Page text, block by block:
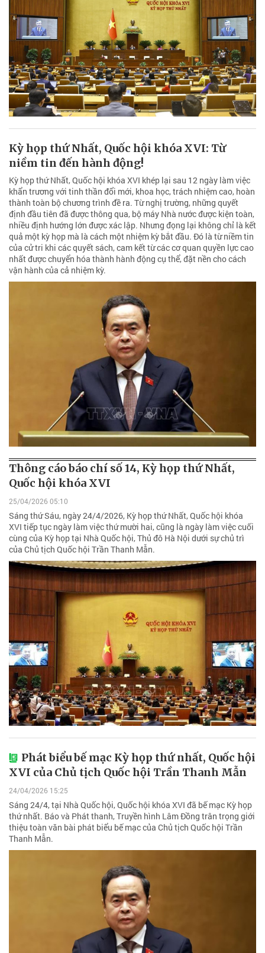
Kỳ họp thứ Nhất, Quốc hội khóa XVI: Từ
niềm tin đến hành động!
Kỳ họp thứ Nhất, Quốc hội khóa XVI khép lại sau 12 ngày làm việc
khẩn trương với tinh thần đổi mới, khoa học, trách nhiệm cao, hoàn
thành toàn bộ chương trình đề ra. Từ nghị trường, những quyết
định đầu tiên đã được thông qua, bộ máy Nhà nước được kiện toàn,
nhiều định hướng lớn được xác lập. Nhưng đọng lại không chỉ là kết
quả một kỳ họp mà là cách một nhiệm kỳ bắt đầu. Đó là từ niềm tin
của cử tri khi các quyết sách, cam kết từ các cơ quan quyền lực cao
nhất được chuyển hóa thành hành động cụ thể, đặt nền cho cách
vận hành của cả nhiệm kỳ.
Thông cáo báo chí số 14, Kỳ họp thứ Nhất,
Quốc hội khóa XVI
25/04/2026 05:10
Sáng thứ Sáu, ngày 24/4/2026, Kỳ họp thứ Nhất, Quốc hội khóa
XVI tiếp tục ngày làm việc thứ mười hai, cũng là ngày làm việc cuối
cùng của Kỳ họp tại Nhà Quốc hội, Thủ đô Hà Nội dưới sự chủ trì
của Chủ tịch Quốc hội Trần Thanh Mẫn.
Phát biểu bế mạc Kỳ họp thứ nhất, Quốc hội
XVI của Chủ tịch Quốc hội Trần Thanh Mẫn
24/04/2026 15:25
Sáng 24/4, tại Nhà Quốc hội, Quốc hội khóa XVI đã bế mạc Kỳ họp
thứ nhất. Báo và Phát thanh, Truyền hình Lâm Đồng trân trọng giới
thiệu toàn văn bài phát biểu bế mạc của Chủ tịch Quốc hội Trần
Thanh Mẫn.